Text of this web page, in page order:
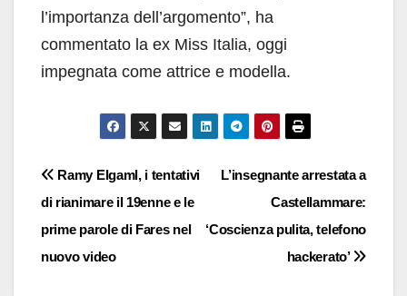
l’importanza dell’argomento”, ha
commentato la ex Miss Italia, oggi
impegnata come attrice e modella.
Navigazione
articoli
L’insegnante arrestata a
Castellammare:
‘Coscienza pulita, telefono
hackerato’
Ramy Elgaml, i tentativi
di rianimare il 19enne e le
prime parole di Fares nel
nuovo video